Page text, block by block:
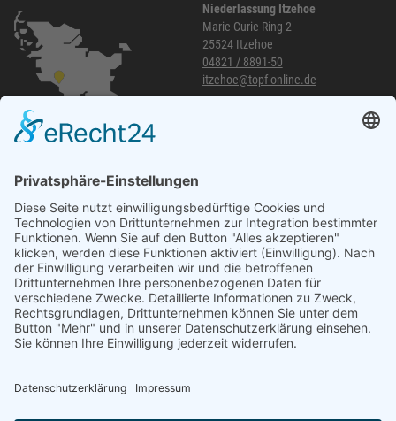
Niederlassung Itzehoe
Marie-Curie-Ring 2
25524 Itzehoe
04821 / 8891-50
itzehoe@topf-online.de
040 / 21 04 04 04-04
glinde@topf-online.de
Öffnungszeiten und mehr